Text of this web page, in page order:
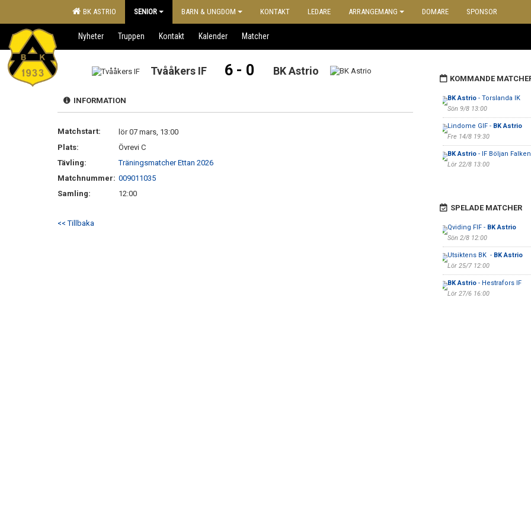
BK ASTRIO SENIOR BARN & UNGDOM KONTAKT LEDARE ARRANGEMANG DOMARE SPONSOR
Nyheter Truppen Kontakt Kalender Matcher
Tvååkers IF 6 - 0 BK Astrio
INFORMATION
Matchstart:
lör 07 mars, 13:00
Plats:
Övrevi C
Tävling:
Träningsmatcher Ettan 2026
Matchnummer: 009011035
Samling:
12:00
<< Tillbaka
KOMMANDE
BK Astrio- Torslanda IK
Sön 9/8 13:00
Lindome GIF - BK Astrio
Fre 14/8 19:30
BK Astrio- IF Böljan
Lör 22/8 13:00
SPELADE MATCHER
Qviding FIF - BK Astrio
Sön 2/8 12:00
Utsiktens BK - BK Astrio
Lör 25/7 12:00
BK Astrio- Hestrafors IF
Lör 27/6 16:00